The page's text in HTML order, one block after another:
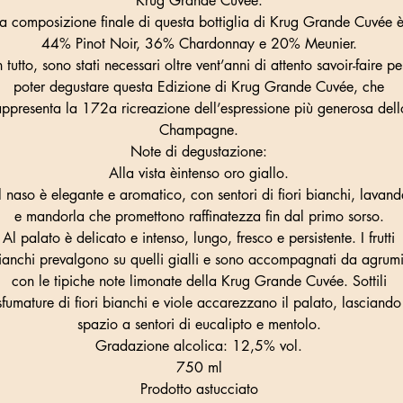
composizione finale di questa bottiglia di Krug Grande Cuvée è
44% Pinot Noir, 36% Chardonnay e 20% Meunier.
tutto, sono stati necessari oltre vent’anni di attento savoir-faire
poter degustare questa Edizione di Krug Grande Cuvée, che
la 172a ricreazione dell’espressione più generosa
Champagne.
Note di degustazione:
Alla vista èintenso oro giallo.
naso è elegante e aromatico, con sentori di fiori bianchi,
e mandorla che promettono raffinatezza fin dal primo sorso.
Al palato è delicato e intenso, lungo, fresco e persistente. I frutti
prevalgono su quelli gialli e sono accompagnati da
con le tipiche note limonate della Krug Grande Cuvée. Sottili
di fiori bianchi e viole accarezzano il palato, lasciando
spazio a sentori di eucalipto e mentolo.
Gradazione alcolica: 12,5% vol.
750 ml
Prodotto astucciato